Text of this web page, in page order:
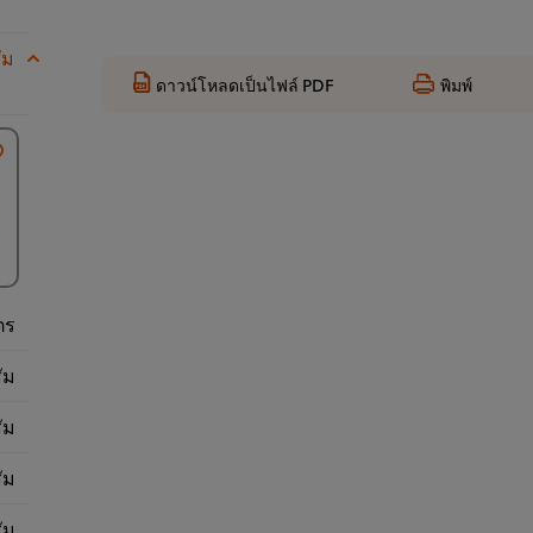
ดาวน์โหลดเป็นไฟล์ PDF พิมพ์